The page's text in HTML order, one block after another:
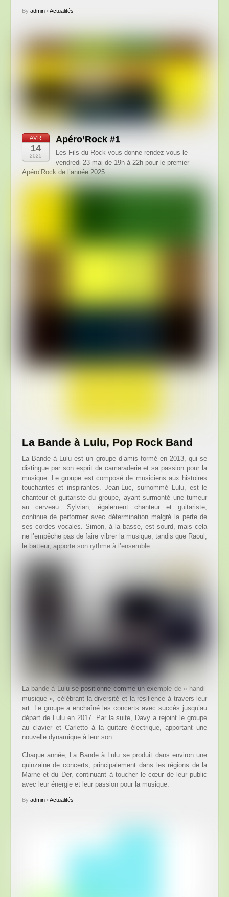
By admin• Actualités
AVR
14
2025
Apéro’Rock #1
Les Fils du Rock vous donne rendez-vous le
vendredi 23 mai de 19h à 22h pour le premier
Apéro’Rock de l’année 2025.
La Bande à Lulu, Pop Rock Band
La Bande à Lulu est un groupe d’amis formé en 2013, qui se
distingue par son esprit de camaraderie et sa passion pour la
musique. Le groupe est composé de musiciens aux histoires
touchantes et inspirantes. Jean-Luc, surnommé Lulu, est le
chanteur et guitariste du groupe, ayant surmonté une tumeur
au cerveau. Sylvian, également chanteur et guitariste,
continue de performer avec détermination malgré la perte de
ses cordes vocales. Simon, à la basse, est sourd, mais cela
ne l’empêche pas de faire vibrer la musique, tandis que Raoul,
le batteur, apporte son rythme à l’ensemble.
La bande à Lulu se positionne comme un exemple de « handi-
musique », célébrant la diversité et la résilience à travers leur
art. Le groupe a enchaîné les concerts avec succès jusqu’au
départ de Lulu en 2017. Par la suite, Davy a rejoint le groupe
au clavier et Carletto à la guitare électrique, apportant une
nouvelle dynamique à leur son.
Chaque année, La Bande à Lulu se produit dans environ une
quinzaine de concerts, principalement dans les régions de la
Marne et du Der, continuant à toucher le cœur de leur public
avec leur énergie et leur passion pour la musique.
By admin• Actualités